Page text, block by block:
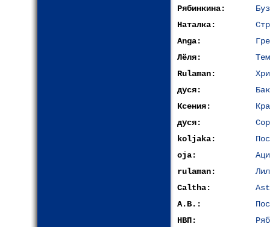
Рябинкина:
Наталка:
Anga:
Лёля:
Rulaman:
дуся:
Ксения:
дуся:
koljaka:
oja:
rulaman:
Caltha:
A.B.:
НВП: